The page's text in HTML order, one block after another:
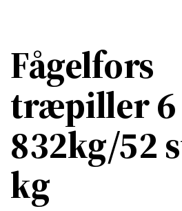
Fågelfors
træpiller
832kg/52
kg